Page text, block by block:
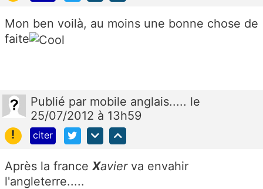
Mon ben voilà, au moins une bonne chose de
faite
Publié par mobile anglais..... le
25/07/2012 à 13h59
!
citer
Après la france Xavierva envahir
l'angleterre.....